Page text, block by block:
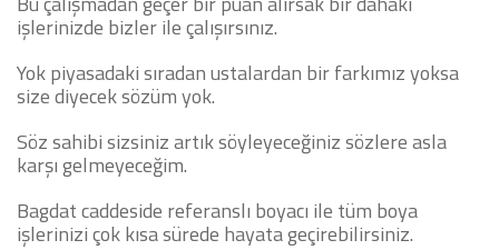
işlerinizde bizler ile çalışırsınız.
Yok piyasadaki sıradan ustalardan bir farkımız yoksa
size diyecek sözüm yok.
Söz sahibi sizsiniz artık söyleyeceğiniz sözlere asla
karşı gelmeyeceğim.
Bagdat caddeside referanslı boyacı ile tüm boya
işlerinizi çok kısa sürede hayata geçirebilirsiniz.